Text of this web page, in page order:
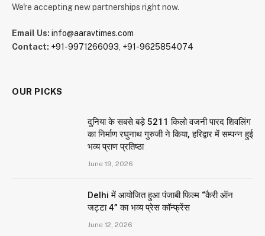
We're accepting new partnerships right now.
Email Us: info@aaravtimes.com
Contact: +91-9971266093 +91-9625854074
OUR PICKS
दुनिया के सबसे बड़े 5211 किलो वजनी पारद शिवलिंग
का निर्माण रघुनाथ गुरुजी ने किया, हरिद्वार में सम्पन्न हुई
भव्य प्राण प्रतिष्ठा
June 19, 2026
Delhi में आयोजित हुआ पंजाबी फिल्म “कैरी ऑन
जट्टा 4” का भव्य प्रेस कॉन्फ्रेंस
June 12, 2026